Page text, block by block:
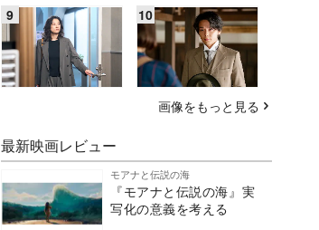
画像をもっと見る
最新映画レビュー
モアナと伝説の海
『モアナと伝説の海』実
写化の意義を考える